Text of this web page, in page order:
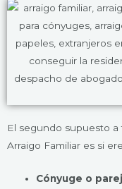
El segundo supuesto
Arraigo Familiar es si
Cónyuge o